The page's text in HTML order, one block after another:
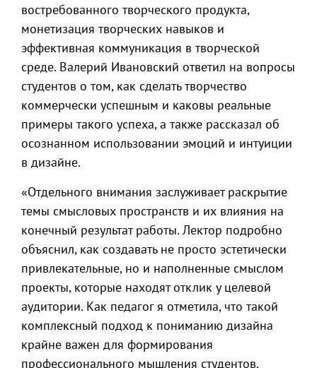
востребованного творческого продукта,
монетизация творческих навыков и
эффективная коммуникация в творческой
среде. Валерий Ивановский ответил на вопросы
студентов о том, как сделать творчество
коммерчески успешным и каковы реальные
примеры такого успеха, а также рассказал об
осознанном использовании эмоций и интуиции
в дизайне.
«Отдельного внимания заслуживает раскрытие
темы смысловых пространств и их влияния на
конечный результат работы. Лектор подробно
объяснил, как создавать не просто эстетически
привлекательные, но и наполненные смыслом
проекты, которые находят отклик у целевой
аудитории. Как педагог я отметила, что такой
комплексный подход к пониманию дизайна
крайне важен для формирования
профессионального мышления студентов.